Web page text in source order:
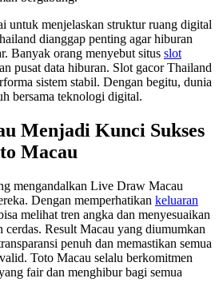
untuk menjelaskan struktur ruang digital
dianggap penting agar hiburan
Banyak orang menyebut situs slot
pusat data hiburan. Slot gacor Thailand
sistem stabil. Dengan begitu, dunia
bersama teknologi digital.
Menjadi Kunci Sukses
Macau
mengandalkan Live Draw Macau
Dengan memperhatikan keluaran
melihat tren angka dan menyesuaikan
cerdas. Result Macau yang diumumkan
penuh dan memastikan semua
Toto Macau selalu berkomitmen
fair dan menghibur bagi semua